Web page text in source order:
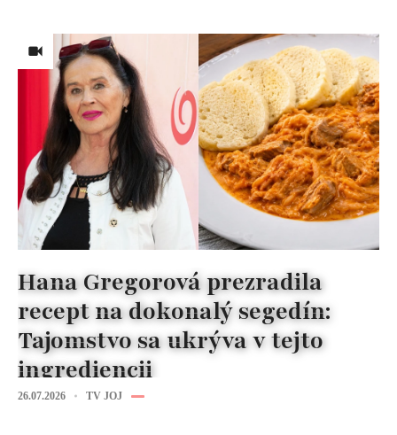
Hana Gregorová prezradila
recept na dokonalý segedín:
Tajomstvo sa ukrýva v tejto
ingrediencii
26.07.2026 TV JOJ